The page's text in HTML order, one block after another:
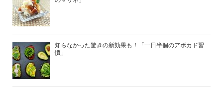
知らなかった驚きの新効果も！「一日半個のアボカド習
慣」